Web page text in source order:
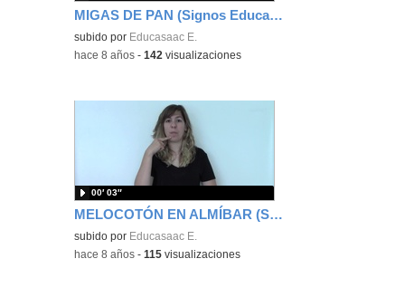
MIGAS DE PAN (Signos EducaSAAC)
subido por Educasaac E.
-hace 8 años -142 visualizaciones
MELOCOTÓN EN ALMÍBAR (Signos EducaSAAC)
subido por Educasaac E.
00′ 03″
-hace 8 años -115 visualizaciones